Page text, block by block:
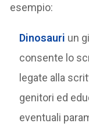
esempio:
Dinosauri un
consente lo
legate alla
genitori ed
eventuali